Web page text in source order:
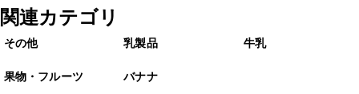
関連カテゴリ
その他 乳製品 牛乳
果物・フルーツ
バナナ